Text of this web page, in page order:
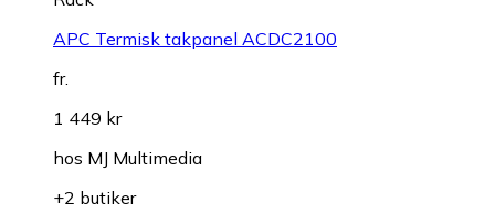
APC Termisk takpanel ACDC2100
fr.
1 449 kr
hos MJ Multimedia
+2 butiker